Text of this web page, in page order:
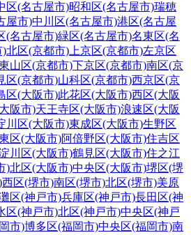
区(名古屋市)昭和区(名古屋市)瑞穂
屋市)中川区(名古屋市)港区(名古屋
(名古屋市)緑区(名古屋市)名東区(名
)北区(京都市) 上京区(京都市)左京区
山区(京都市)下京区(京都市)南区(京
区(京都市)山科区(京都市)西京区(京
区(大阪市)此花区(大阪市)西区(大阪
阪市)天王寺区(大阪市)浪速区(大阪
川区(大阪市)東成区(大阪市)生野区
区(大阪市)阿倍野区(大阪市)住吉区
川区(大阪市)鶴見区(大阪市)住之江
)北区(大阪市)中央区(大阪市)堺区(堺
西区(堺市)南区(堺市)北区(堺市)美原
区(神戸市)兵庫区(神戸市)長田区(神
区(神戸市)北区(神戸市)中央区(神戸
市)博多区(福岡市)中央区(福岡市)南